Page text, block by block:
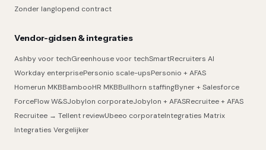
Zonder langlopend contract
Vendor-gidsen & integraties
Ashby voor techGreenhouse voor techSmartRecruiters AI
Workday enterprisePersonio scale-upsPersonio + AFAS
Homerun MKBBambooHR MKBBullhorn staffingByner + Salesforce
ForceFlow W&SJobylon corporateJobylon + AFASRecruitee + AFAS
Recruitee → Tellent reviewUbeeo corporateIntegraties Matrix
Integraties Vergelijker